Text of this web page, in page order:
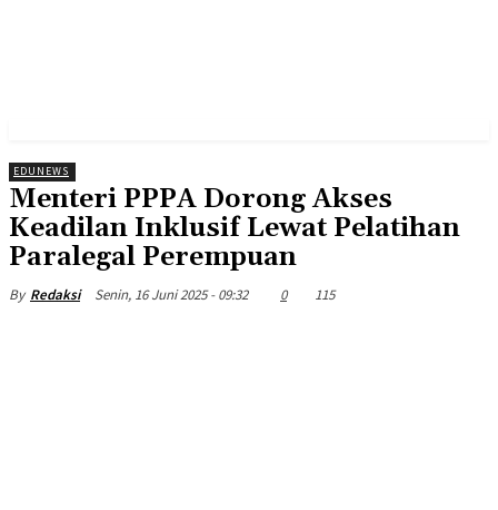
EDUNEWS
Menteri PPPA Dorong Akses
Keadilan Inklusif Lewat Pelatihan
Paralegal Perempuan
By Redaksi Senin, 16 Juni 2025 - 09:32 0 115